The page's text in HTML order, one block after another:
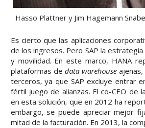
Hasso Plattner y Jim Hagemann Snabe
Es cierto que las aplicaciones
de los ingresos. Pero SAP la
y movilidad. En este marco, HANA
plataformas dedata warehouse
terceros, ya que SAP excluye entrar
fértil juego de alianzas. El co-CEO de
en esta solución, que en 2012 ha
embargo, se puede apreciar mejor
mitad de la facturación. En 2013, la